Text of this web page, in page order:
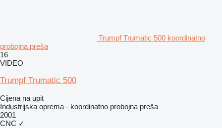
Trumpf Trumatic 500 koordinatno
probojna preša
16
VIDEO
Trumpf Trumatic 500
Cijena na upit
Industrijska oprema - koordinatno probojna preša
2001
CNC ✓